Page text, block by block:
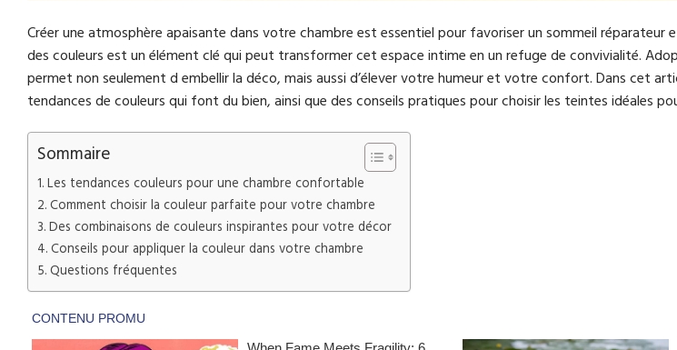
Créer une atmosphère apaisante dans votre chambre est essentiel pour favoriser un sommeil réparateur
des couleurs est un élément clé qui peut transformer cet espace intime en un refuge de convivialité.
permet non seulement d embellir la déco, mais aussi d’élever votre humeur et votre confort. Dans cet
tendances de couleurs qui font du bien, ainsi que des conseils pratiques pour choisir les teintes idéales
Sommaire
Les tendances couleurs pour une chambre confortable
Comment choisir la couleur parfaite pour votre chambre
Des combinaisons de couleurs inspirantes pour votre décor
Conseils pour appliquer la couleur dans votre chambre
Questions fréquentes